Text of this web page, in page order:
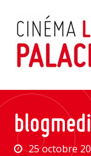
contenu
25 octobre